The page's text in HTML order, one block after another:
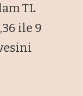
TL
ile 9